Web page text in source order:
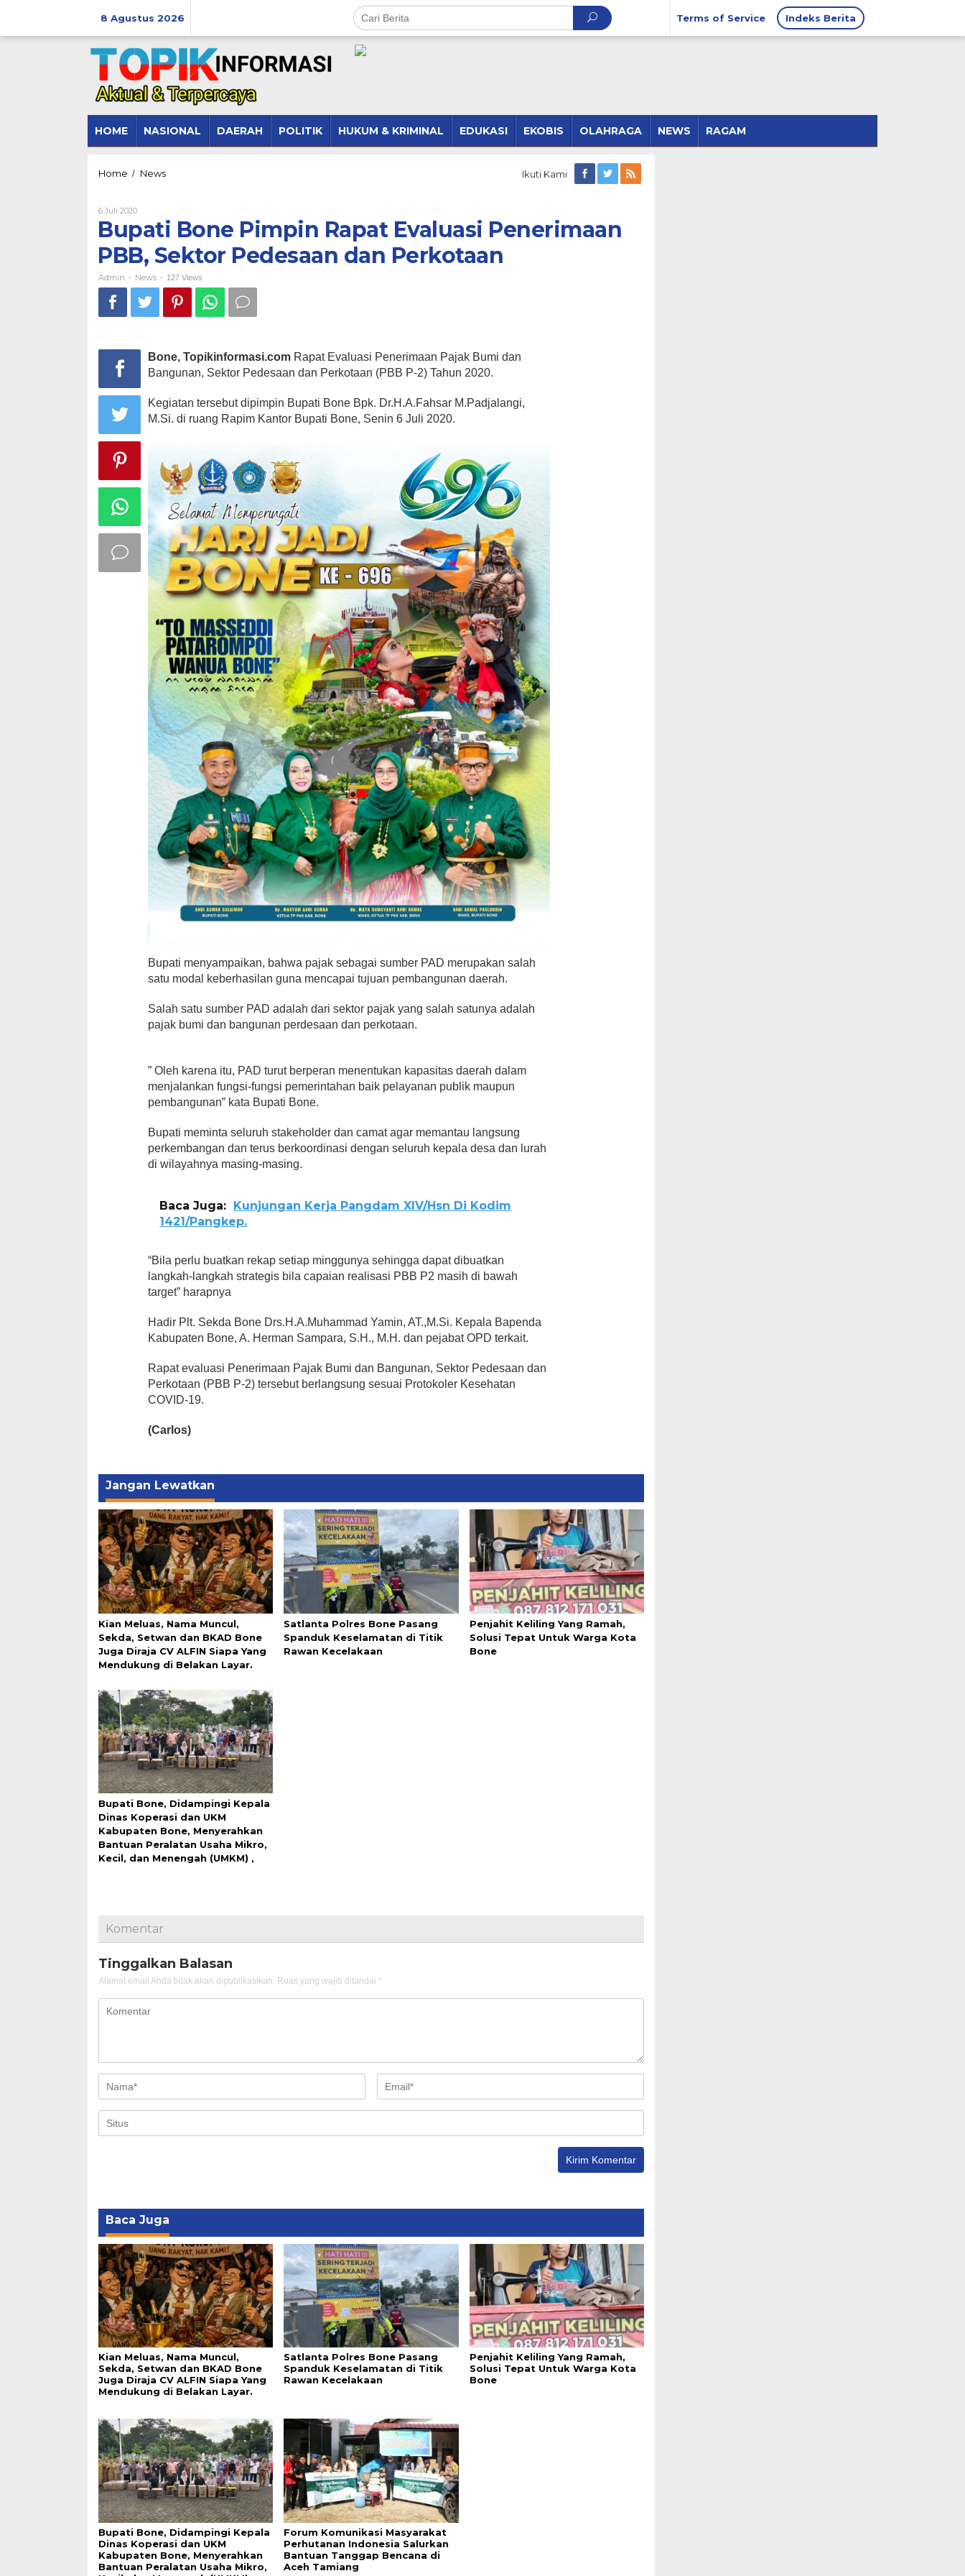
8 Agustus 2026 Terms of Service Indeks Berita
HOME NASIONAL DAERAH POLITIK HUKUM & KRIMINAL EDUKASI EKOBIS OLAHRAGA NEWS RAGAM
Home / NewsBupati
Evaluasi
Penerimaan
PBB,
Sektor
Pedesaan
dan
Perkotaan
Ikuti Kami
6 Juli 2020Oleh
Bupati Bone Pimpin Rapat Evaluasi Penerimaan
PBB, Sektor Pedesaan dan Perkotaan
Admin - News - 127 Views
Bone, Topikinformasi.com Rapat Evaluasi Penerimaan Pajak Bumi dan
Bangunan, Sektor Pedesaan dan Perkotaan (PBB P-2) Tahun 2020.
Kegiatan tersebut dipimpin Bupati Bone Bpk. Dr.H.A.Fahsar M.Padjalangi,
M.Si. di ruang Rapim Kantor Bupati Bone, Senin 6 Juli 2020.
Bupati menyampaikan, bahwa pajak sebagai sumber PAD merupakan salah
satu modal keberhasilan guna mencapai tujuan pembangunan daerah.
Salah satu sumber PAD adalah dari sektor pajak yang salah satunya adalah
pajak bumi dan bangunan perdesaan dan perkotaan.
” Oleh karena itu, PAD turut berperan menentukan kapasitas daerah dalam
menjalankan fungsi-fungsi pemerintahan baik pelayanan publik maupun
pembangunan” kata Bupati Bone.
Bupati meminta seluruh stakeholder dan camat agar memantau langsung
perkembangan dan terus berkoordinasi dengan seluruh kepala desa dan lurah
di wilayahnya masing-masing.
Baca Juga:
Kunjungan Kerja Pangdam XIV/Hsn Di Kodim
1421/Pangkep.
“Bila perlu buatkan rekap setiap minggunya sehingga dapat dibuatkan
langkah-langkah strategis bila capaian realisasi PBB P2 masih di bawah
target” harapnya
Hadir Plt. Sekda Bone Drs.H.A.Muhammad Yamin, AT.,M.Si. Kepala Bapenda
Kabupaten Bone, A. Herman Sampara, S.H., M.H. dan pejabat OPD terkait.
Rapat evaluasi Penerimaan Pajak Bumi dan Bangunan, Sektor Pedesaan dan
Perkotaan (PBB P-2) tersebut berlangsung sesuai Protokoler Kesehatan
COVID-19.
(Carlos)
Jangan Lewatkan
Kian Meluas, Nama Muncul,
Sekda, Setwan dan BKAD Bone
Juga Diraja CV ALFIN Siapa Yang
Mendukung di Belakan Layar.
Satlanta Polres Bone Pasang
Spanduk Keselamatan di Titik
Rawan Kecelakaan
Penjahit Keliling Yang Ramah,
Solusi Tepat Untuk Warga Kota
Bone
Bupati Bone, Didampingi Kepala
Dinas Koperasi dan UKM
Kabupaten Bone, Menyerahkan
Bantuan Peralatan Usaha Mikro,
Kecil, dan Menengah (UMKM) ,
Komentar
Tinggalkan Balasan
Alamat email Anda tidak akan dipublikasikan. Ruas yang wajib ditandai *
Baca Juga
Kian Meluas, Nama Muncul,
Sekda, Setwan dan BKAD Bone
Juga Diraja CV ALFIN Siapa Yang
Mendukung di Belakan Layar.
Satlanta Polres Bone Pasang
Spanduk Keselamatan di Titik
Rawan Kecelakaan
Penjahit Keliling Yang Ramah,
Solusi Tepat Untuk Warga Kota
Bone
Bupati Bone, Didampingi Kepala
Dinas Koperasi dan UKM
Kabupaten Bone, Menyerahkan
Bantuan Peralatan Usaha Mikro,
Forum Komunikasi Masyarakat
Perhutanan Indonesia Salurkan
Bantuan Tanggap Bencana di
Aceh Tamiang